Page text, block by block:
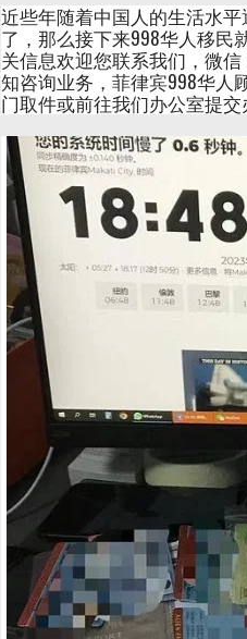
近些年随着中国人的生活水
了，那么接下来998华人移民
关信息欢迎您联系我们，微信
知咨询业务，菲律宾998华人
门取件或前往我们办公室提交